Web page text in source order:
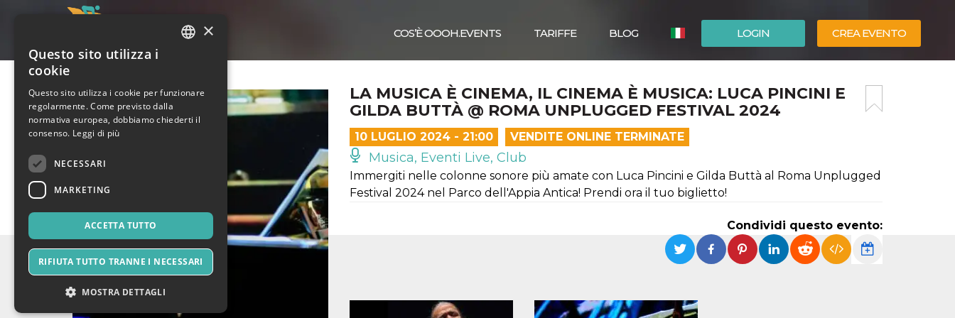
LOGIN CREA EVENTO
ENGLISH
COS’È OOOH.EVENTS TARIFFE BLOG
LA MUSICA È CINEMA, IL CINEMA È MUSICA: LUCA PINCINI E
GILDA BUTTÀ @ ROMA UNPLUGGED FESTIVAL 2024
10 LUGLIO 2024 - 21:00 VENDITE ONLINE TERMINATE
Musica, Eventi Live, Club
Immergiti nelle colonne sonore più amate con Luca Pincini e Gilda Buttà al Roma Unplugged
Festival 2024 nel Parco dell'Appia Antica! Prendi ora il tuo biglietto!
Condividi questo evento:
×
Questo sito utilizza i
cookie
Questo sito utilizza i cookie per funzionare
regolarmente. Come previsto dalla
normativa europea, dobbiamo chiederti il
consenso. Leggi di più
NECESSARI
MARKETING
ACCETTA TUTTO
RIFIUTA TUTTO TRANNE I NECESSARI
MOSTRA DETTAGLI